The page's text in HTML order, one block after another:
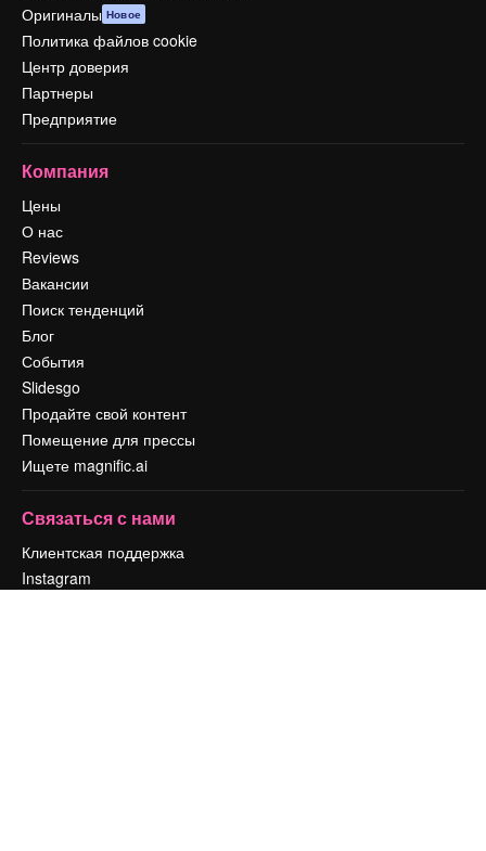
Оригиналы Новое
Политика файлов cookie
Центр доверия
Партнеры
Предприятие
Компания
Цены
О нас
Reviews
Вакансии
Поиск тенденций
Блог
События
Slidesgo
Продайте свой контент
Помещение для прессы
Ищете magnific.ai
Связаться с нами
Клиентская поддержка
Instagram